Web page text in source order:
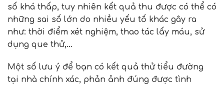
số khá thấp, tuy nhiên kết quả thu được có thể có
những sai số lớn do nhiều yếu tố khác gây ra
như: thời điểm xét nghiệm, thao tác lấy máu, sử
dụng que thử,…
Một số lưu ý để bạn có kết quả thử tiểu đường
tại nhà chính xác, phản ảnh đúng được tình